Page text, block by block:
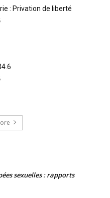
: Privation de liberté
sexuelles : rapports